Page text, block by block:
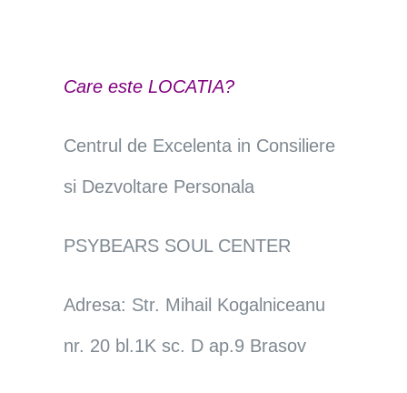
Care este LOCATIA?
Centrul de Excelenta in Consiliere
si Dezvoltare Personala
PSYBEARS SOUL CENTER
Adresa: Str. Mihail Kogalniceanu
nr. 20 bl.1K sc. D ap.9 Brasov